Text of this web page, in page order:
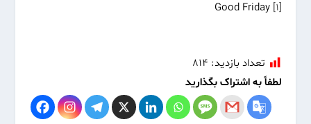
[1]
Good Friday
تعداد بازدید: ۸۱۴
لطفاً به اشتراک بگذارید